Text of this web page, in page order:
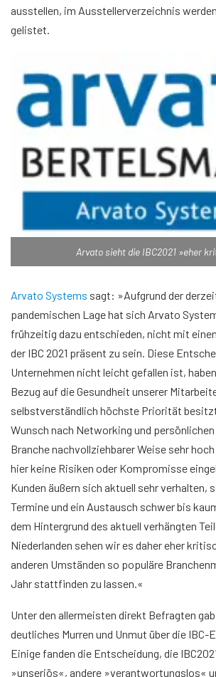
ausstellen, im Ausstellerverzeichnis
gelistet.
Arvato sieht die IBC2021 »eher
Arvato Systems sagt: »Aufgrund der
pandemischen Lage hat sich Arvato
frühzeitig dazu entschieden, nicht mit
der IBC 2021 präsent zu sein. Diese
Unternehmen nicht leicht gefallen ist,
Bezug auf die Gesundheit unserer
selbstverständlich höchste Priorität
Wunsch nach Networking und
Branche nachvollziehbarer Weise sehr
hier keine Risiken oder Kompromisse
Kunden äußern sich aktuell sehr verhalten,
Termine und ein Austausch schwer bis
dem Hintergrund des aktuell verhängten
Niederlanden sehen wir es daher eher
anderen Umständen so populäre
Jahr stattfinden zu lassen.«
Unter den allermeisten direkt Befragten
deutliches Murren und Unmut über die IBC-
Einige fanden die Entscheidung, die
»unseriös«, andere »verantwortungslos«